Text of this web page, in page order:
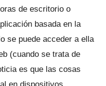
de escritorio o
basada en la
se puede acceder a ella
(cuando se trata de
es que las cosas